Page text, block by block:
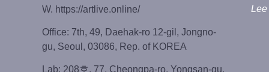
W. https://artlive.online/
Office: 7th, 49, Daehak-ro 12-gil, Jongno-
gu, Seoul, 03086, Rep. of KOREA
Lab: 208호, 77, Cheongpa-ro, Yongsan-gu,
Lee